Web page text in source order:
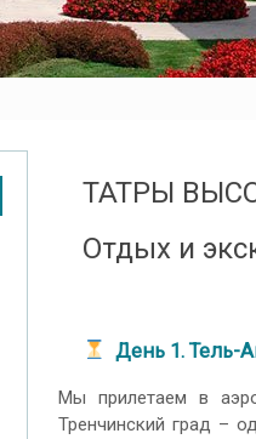
ТАТРЫ
Отдых и
День 1. Тель-
Мы прилетаем в
Тренчинский град –